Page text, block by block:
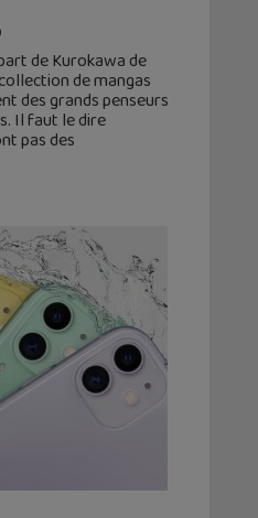
de Kurokawa de
de mangas
des grands penseurs
Il faut le dire
pas des